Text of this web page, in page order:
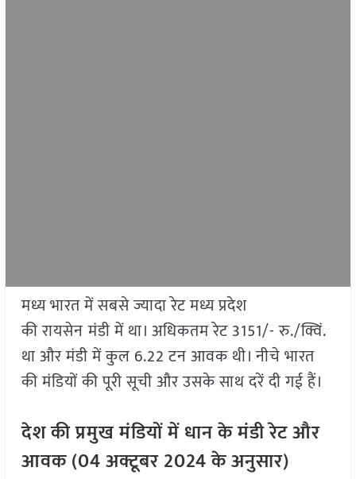
मध्य भारत में सबसे ज्यादा रेट मध्य प्रदेश
की रायसेनमंडी में था। अधिकतम रेट 3151/- रु./क्विं.
था और मंडी में कुल 6.22 टन आवक थी। नीचे भारत
की मंडियों की पूरी सूची और उसके साथ दरें दी गई हैं।
देश की प्रमुख मंडियों में धान के मंडी रेट और
आवक (04अक्टूबर2024के अनुसार)